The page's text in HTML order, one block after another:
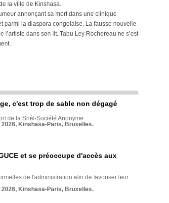
la ville de Kinshasa.
annonçant sa mort dans une clinique
parmi la diaspora congolaise. La fausse nouvelle
dans son lit. Tabu Ley Rochereau ne s’est
c'est trop de sable non dégagé
de la Snél-Société Anonyme.
2026, Kinshasa-Paris, Bruxelles.
et se préoccupe d'accès aux
de l'administration afin de favoriser leur
2026, Kinshasa-Paris, Bruxelles.